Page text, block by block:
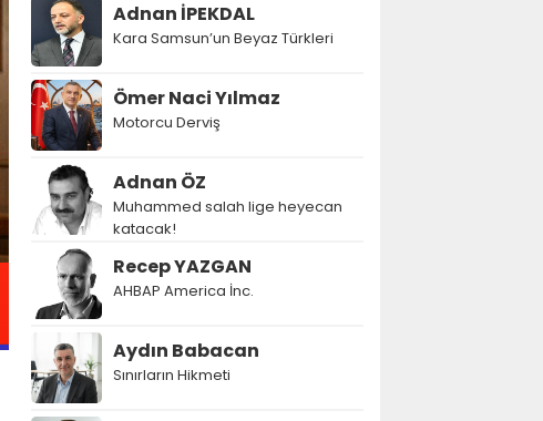
Adnan İPEKDAL
Kara Samsun’un Beyaz Türkleri
Ömer Naci Yılmaz
Motorcu Derviş
Adnan ÖZ
Muhammed salah lige heyecan
katacak!
Recep YAZGAN
AHBAP America İnc.
Aydın Babacan
Sınırların Hikmeti